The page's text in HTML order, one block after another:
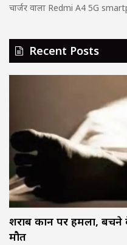
चार्जर वाला Redmi A4 5G
Recent Posts
शराब दुकान पर हमला,
मौत